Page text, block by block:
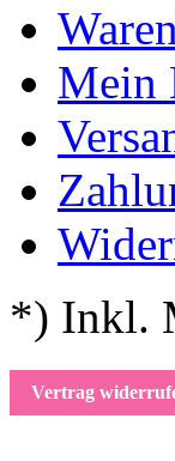
Mein
*) Inkl.
Vertrag